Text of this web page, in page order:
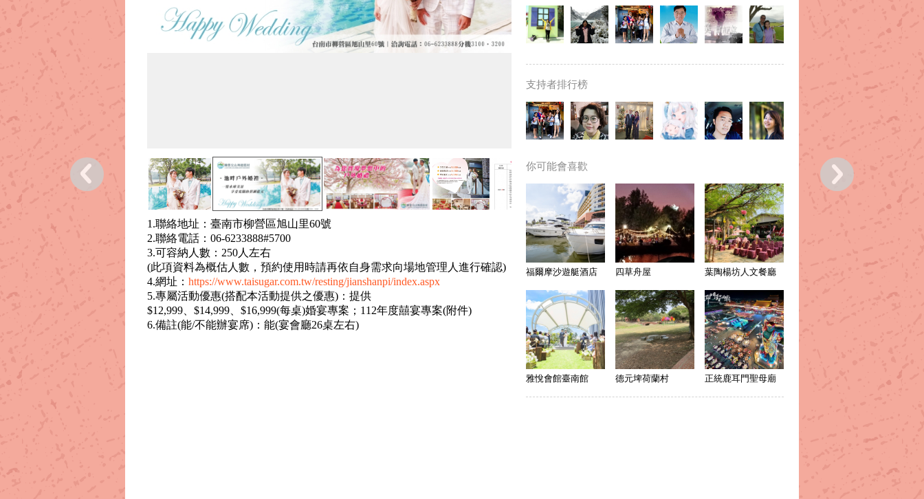
1.聯絡地址：臺南市柳營區旭山里60號
2.聯絡電話：06-6233888#5700
3.可容納人數：250人左右
(此項資料為概估人數，預約使用時請再依自身需求向場地管理人進行確認)
4.網址： https://www.taisugar.com.tw/resting/jianshanpi/index.aspx
5.專屬活動優惠(搭配本活動提供之優惠)：提供
$12,999、$14,999、$16,999(每桌)婚宴專案；112年度囍宴專案(附件)
6.備註(能/不能辦宴席)：能(宴會廳26桌左右)
支持者排行榜
你可能會喜歡
福爾摩沙遊艇酒店 四草舟屋 葉陶楊坊人文餐廳
雅悅會館臺南館 德元埤荷蘭村 正統鹿耳門聖母廟